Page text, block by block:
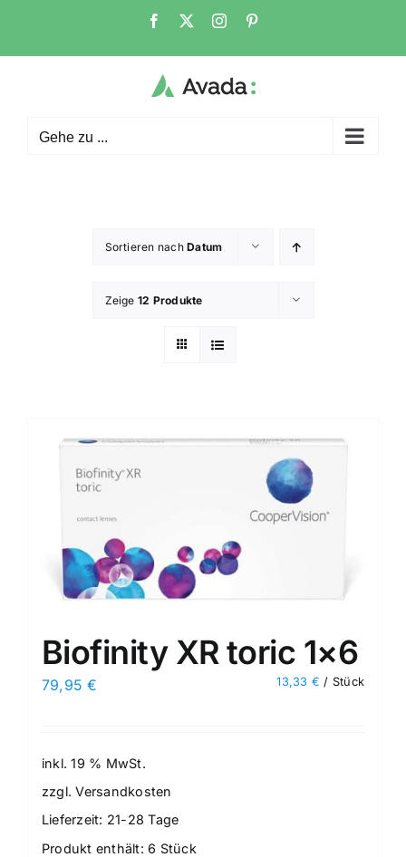
springen
Facebook Instagram
Gehe zu ...
Sortieren nachDatum
Zeige 12 Produkte
Biofinity XR toric 1×6
79,95€ 13,33 € / Stück
inkl. 19 % MwSt.
zzgl.Versandkosten
Lieferzeit: 21-28 Tage
Produkt enthält: 6 Stück